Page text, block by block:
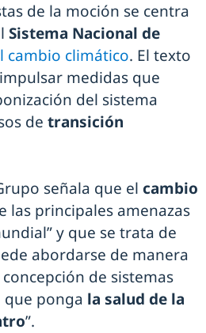
de la moción se centra
Sistema Nacional de
cambio climático. El texto
medidas que
del sistema
de transición
señala que el cambio
las principales amenazas
y que se trata de
abordarse de manera
de sistemas
que ponga la salud de la
”.